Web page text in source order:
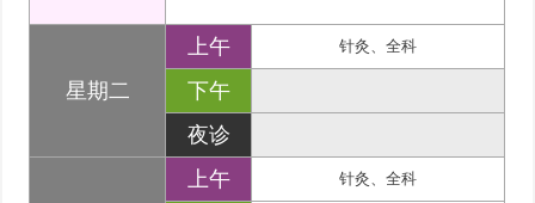
星期二
上午 针灸、全科
下午
夜诊
上午 针灸、全科